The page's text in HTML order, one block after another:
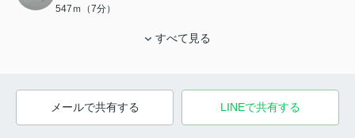
547ｍ（7分）
すべて見る
メールで共有する LINEで共有する